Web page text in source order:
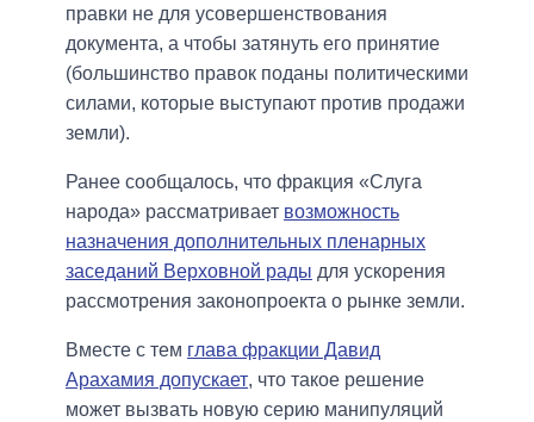
правки не для усовершенствования
документа, а чтобы затянуть его принятие
(большинство правок поданы политическими
силами, которые выступают против продажи
земли).
Ранее сообщалось, что фракция «Слуга
народа» рассматривает возможность
назначения дополнительных пленарных
заседаний Верховной рады для ускорения
рассмотрения законопроекта о рынке земли.
Вместе с тем глава фракции Давид
Арахамия допускает, что такое решение
может вызвать новую серию манипуляций